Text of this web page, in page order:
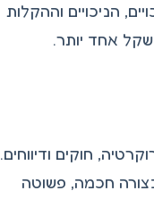
הניכויים וההקלות
חוקים ודיווחים.
חכמה, פשוטה